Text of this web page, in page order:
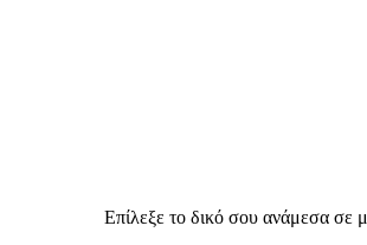
Επίλεξε το δικό σου ανάμεσα σε